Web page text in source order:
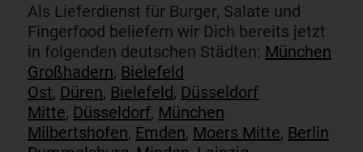
Als Lieferdienst für Burger, Salate und
Fingerfood beliefern wir Dich bereits jetzt
in folgenden deutschen Städten: München
Großhadern, Bielefeld
Ost, Düren, Bielefeld, Düsseldorf
Mitte, Düsseldorf, München
Milbertshofen, Emden, Moers Mitte, Berlin